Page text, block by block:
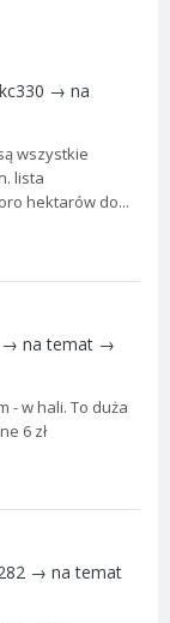
→ na
wszystkie
lista
hektarów do...
→ na temat →
- w hali. To duża
6 zł
→ na temat